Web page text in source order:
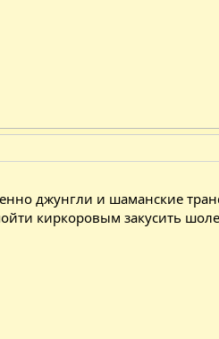
джунгли и шаманские
киркоровым закусить